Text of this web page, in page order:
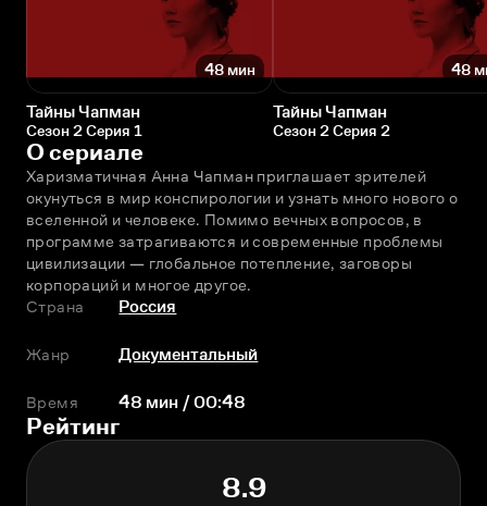
48 мин
Тайны Чапман
Сезон 2 Серия 1
48
Тайны Чапман
Сезон 2 Серия 2
О сериале
Харизматичная Анна Чапман приглашает зрителей
окунуться в мир конспирологии и узнать много нового о
вселенной и человеке. Помимо вечных вопросов, в
программе затрагиваются и современные проблемы
цивилизации — глобальное потепление, заговоры
корпораций и многое другое.
Страна
Россия
Жанр Документальный
Время 48 мин / 00:48
Рейтинг
8.9